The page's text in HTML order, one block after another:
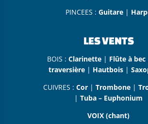
PINCEES :Guitare |
LES VENTS
BOIS : Clarinette | Flûte à bec
traversière | Hautbois |
CUIVRES : Cor | Trombone |
|Tuba – Euphonium
VOIX (chant)